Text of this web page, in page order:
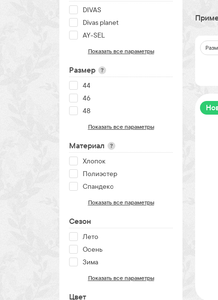
DIVAS
Divas planet
AY-SEL
Показать все параметры
Размер ?
44
46
48
Показать все параметры
Материал ?
Хлопок
Полиэстер
Спандекс
Показать все параметры
Сезон
Лето
Осень
Зима
Показать все параметры
Цвет